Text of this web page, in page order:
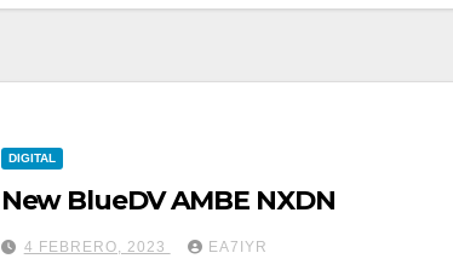
DIGITAL
New BlueDV AMBE NXDN
4 FEBRERO, 2023 EA7IYR